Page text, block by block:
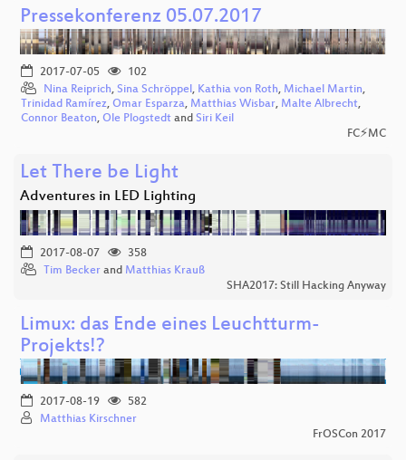
Pressekonferenz 05.07.2017
2017-07-05
102
Nina Reiprich, Sina Schröppel, Kathia von Roth, Michael Martin,
Trinidad Ramírez, Omar Esparza, Matthias Wisbar, Malte Albrecht,
Connor Beaton, Ole Plogstedt and Siri Keil
FC⚡MC
Let There be Light
Adventures in LED Lighting
2017-08-07
358
Tim Becker and Matthias Krauß
SHA2017: Still Hacking Anyway
Limux: das Ende eines Leuchtturm-
Projekts!?
2017-08-19
582
Matthias Kirschner
FrOSCon 2017